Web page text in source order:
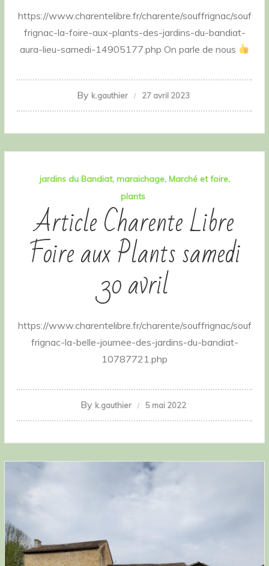
https://www.charentelibre.fr/charente/souffrignac/souf
frignac-la-foire-aux-plants-des-jardins-du-bandiat-
aura-lieu-samedi-14905177.php On parle de nous
By k.gauthier 27 avril 2023
jardins du Bandiat maraichage Marché et foire
plants
Article Charente Libre
Foire aux Plants samedi
30 avril
https://www.charentelibre.fr/charente/souffrignac/souf
frignac-la-belle-journee-des-jardins-du-bandiat-
10787721.php
By k.gauthier 5 mai 2022